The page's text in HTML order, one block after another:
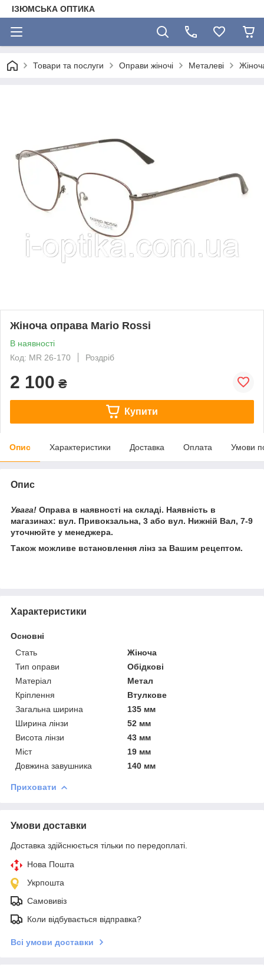
ІЗЮМСЬКА ОПТИКА
Товари та послуги Оправи жіночі Металеві
Жіноча оправа Mario Rossi
В наявності
Код: MR 26-170
Роздріб
2 100 ₴
Купити
Опис Характеристики Доставка Оплата Умови
Опис
Увага! Оправа в наявності на складі. Наявність в
магазинах: вул. Привокзальна, 3 або вул. Нижній Вал, 7-9
уточнюйте у менеджера.
Також можливе встановлення лінз за Вашим рецептом.
Характеристики
Основні
Стать
Жіноча
Тип оправи
Обідкові
Матеріал
Метал
Кріплення
Втулкове
Загальна ширина
135 мм
Ширина лінзи
52 мм
Висота лінзи
43 мм
Міст
19 мм
Довжина завушника
140 мм
Приховати
Умови доставки
Доставка здійснюється тільки по передоплаті.
Нова Пошта
Укрпошта
Самовивіз
Коли відбувається відправка?
Всі умови доставки